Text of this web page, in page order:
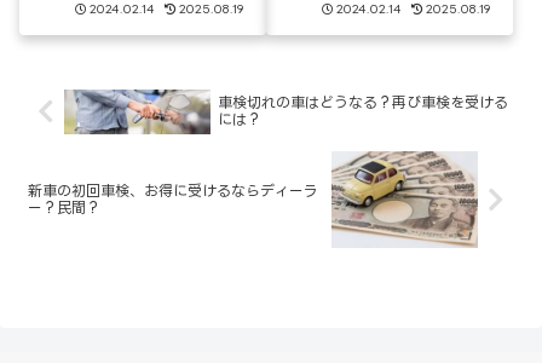
2024.02.14 2025.08.19 2024.02.14 2025.08.19
車検切れの車はどうなる？再び車検を受ける
には？
新車の初回車検、お得に受けるならディーラ
ー？民間？